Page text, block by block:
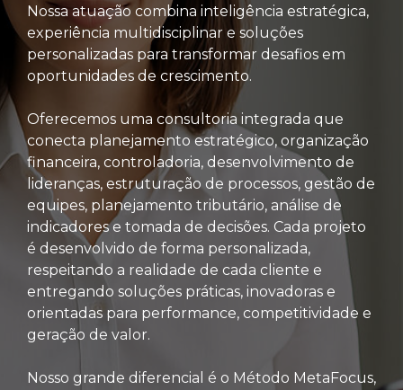
Nossa atuação combina inteligência estratégica,
experiência multidisciplinar e soluções
personalizadas para transformar desafios em
oportunidades de crescimento.
Oferecemos uma consultoria integrada que
conecta planejamento estratégico, organização
financeira, controladoria, desenvolvimento de
lideranças, estruturação de processos, gestão de
equipes, planejamento tributário, análise de
indicadores e tomada de decisões. Cada projeto
é desenvolvido de forma personalizada,
respeitando a realidade de cada cliente e
entregando soluções práticas, inovadoras e
orientadas para performance, competitividade e
geração de valor.
Nosso grande diferencial é o Método MetaFocus,